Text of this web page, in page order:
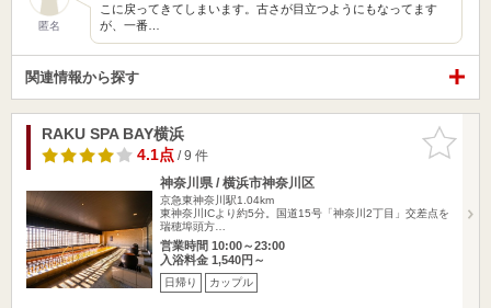
匿名
こに戻ってきてしまいます。古さが目立つようにもなってます
が、一番…
関連情報から探す
お気に入
りに追加
RAKU SPA BAY横浜
4.1点/ 9 件
神奈川県 / 横浜市神奈川区
京急東神奈川駅1.04km
東神奈川ICより約5分。国道15号「神奈川2丁目」交差点を
瑞穂埠頭方…
営業時間 10:00～23:00
入浴料金 1,540円～
日帰り カップル